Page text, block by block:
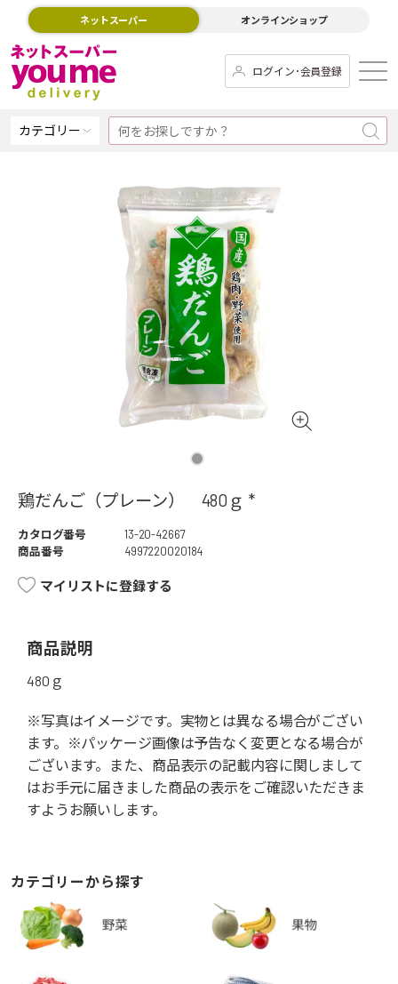
ネットスーパー オンラインショップ
ログイン･会員登録
カテゴリー
鶏だんご（プレーン） 480ｇ *
カタログ番号
13-20-42667
商品番号
4997220020184
マイリストに登録する
商品説明
480ｇ
※写真はイメージです。実物とは異なる場合がござい
ます。※パッケージ画像は予告なく変更となる場合が
ございます。また、商品表示の記載内容に関しまして
はお手元に届きました商品の表示をご確認いただきま
すようお願いします。
カテゴリーから探す